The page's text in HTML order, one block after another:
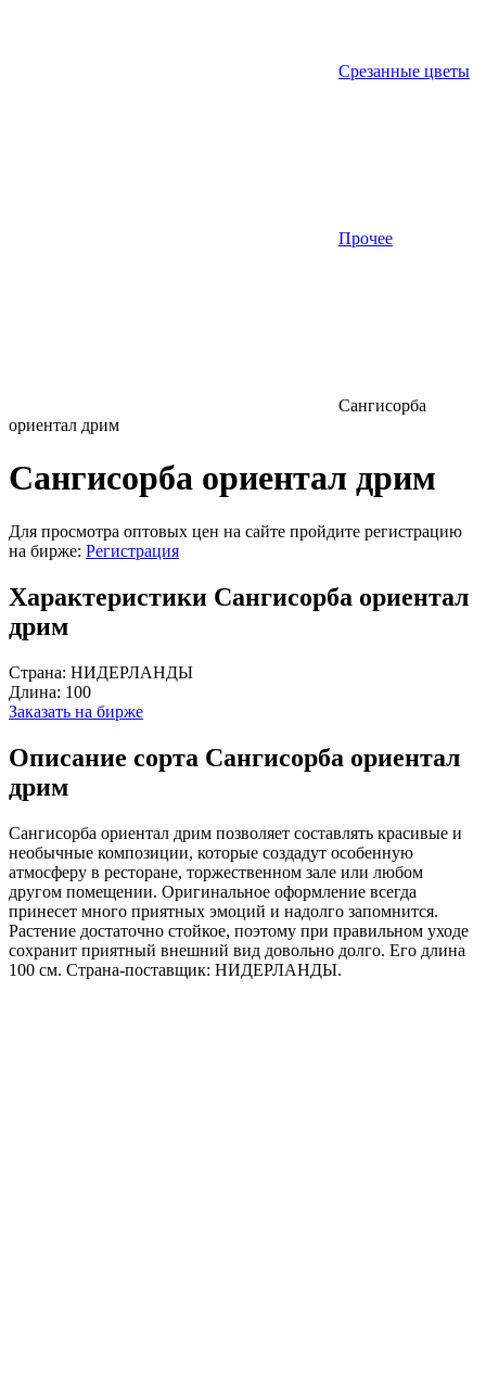
Срезанные цветы
Прочее
Сангисорба
ориентал дрим
Сангисорба ориентал дрим
Для просмотра оптовых цен на сайте пройдите регистрацию
на бирже: Регистрация
Характеристики Сангисорба ориентал
дрим
Страна: НИДЕРЛАНДЫ
Длина: 100
Заказать на бирже
Описание сорта Сангисорба ориентал
дрим
Сангисорба ориентал дрим позволяет составлять красивые и
необычные композиции, которые создадут особенную
атмосферу в ресторане, торжественном зале или любом
другом помещении. Оригинальное оформление всегда
принесет много приятных эмоций и надолго запомнится.
Растение достаточно стойкое, поэтому при правильном уходе
сохранит приятный внешний вид довольно долго. Его длина
100 см. Страна-поставщик: НИДЕРЛАНДЫ.